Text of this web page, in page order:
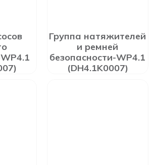
Группа натяжителей
и ремней
безопасности-WP4.1
(DH4.1K0007)